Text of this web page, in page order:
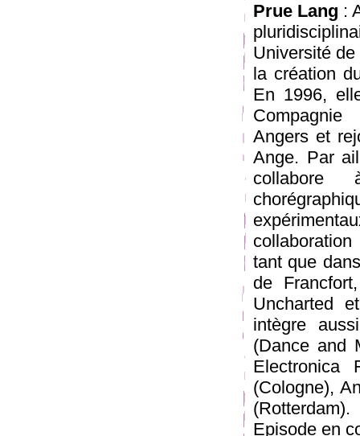
Prue Lang :
Université
la création
En 1996,
Compagnie
Angers et
Ange. Par
collabore
tant que
de
Uncharted
intègre
(Dance and
Electronica
(Cologne),
Episode en